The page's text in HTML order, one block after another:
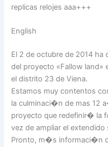
replicas relojes aaa+++
English
El 2 de octubre de 2014
del proyecto «Fallow land»
el distrito 23 de Viena.
Estamos muy contentos
la culminaci�n de mas 12
proyecto que redefinir� la
vez de ampliar el extendido
Pronto, m�s informaci�n